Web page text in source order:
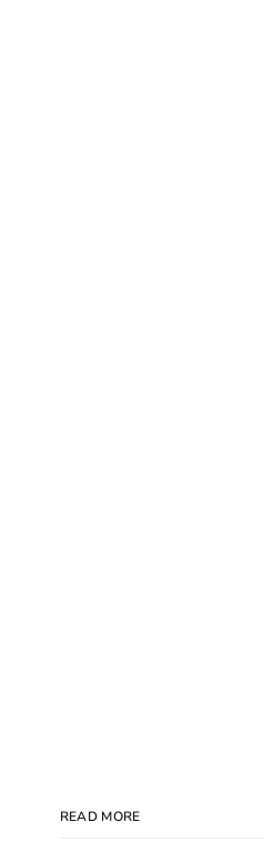
READ MORE